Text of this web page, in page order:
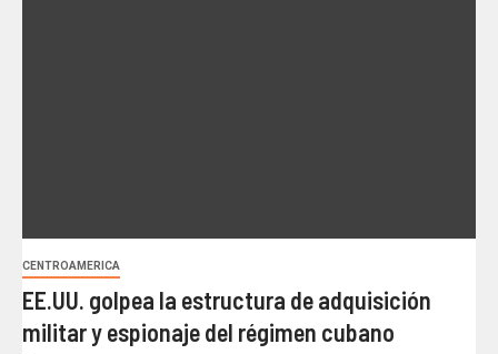
CENTROAMERICA
EE.UU. golpea la estructura de adquisición
militar y espionaje del régimen cubano